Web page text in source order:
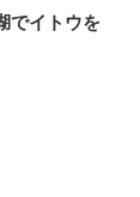
でイトウを